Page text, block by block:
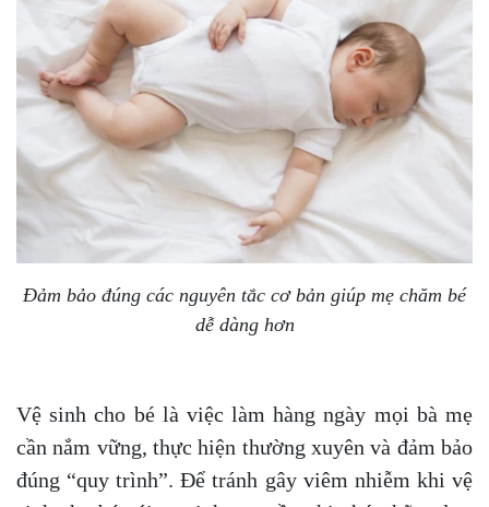
Đảm bảo đúng các nguyên tắc cơ bản giúp mẹ chăm bé
dễ dàng hơn
Vệ sinh cho bé là việc làm hàng ngày mọi bà mẹ
cần nắm vững, thực hiện thường xuyên và đảm bảo
đúng “quy trình”. Để tránh gây viêm nhiễm khi vệ